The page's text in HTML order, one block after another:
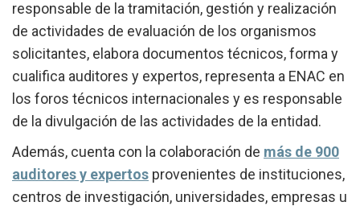
responsable de la tramitación, gestión y realización
de actividades de evaluación de los organismos
solicitantes, elabora documentos técnicos, forma y
cualifica auditores y expertos, representa a ENAC en
los foros técnicos internacionales y es responsable
de la divulgación de las actividades de la entidad.
Además, cuenta con la colaboración de más de 900
auditores y expertos provenientes de instituciones,
centros de investigación, universidades, empresas u